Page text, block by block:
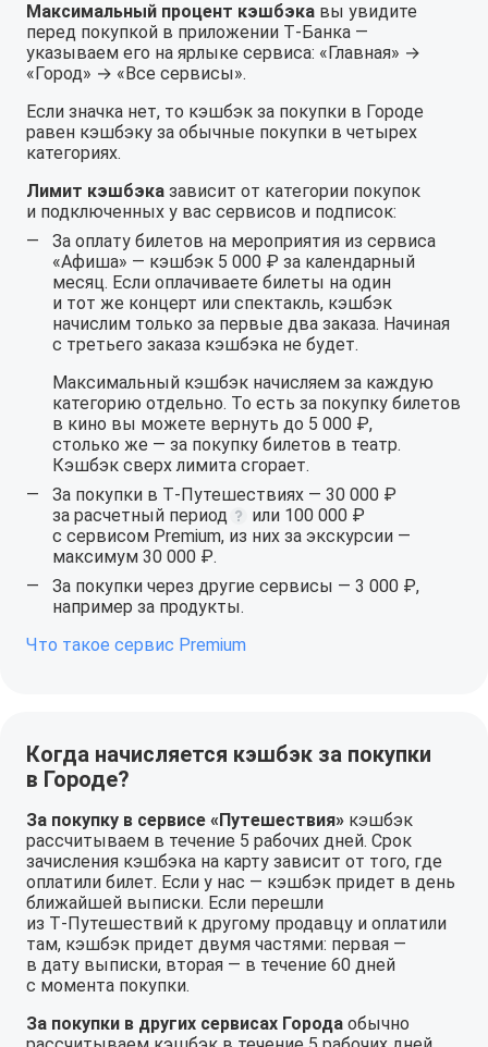
Максимальный процент кэшбэка вы увидите
перед покупкой в приложении Т‑Банка —
указываем его на ярлыке сервиса: «Главная» →
«Город» → «Все сервисы».
Если значка нет, то кэшбэк за покупки в Городе
равен кэшбэку за обычные покупки в четырех
категориях.
Лимит кэшбэка зависит от категории покупок
и подключенных у вас сервисов и подписок:
За оплату билетов на мероприятия из сервиса
«Афиша» — кэшбэк 5 000 ₽ за календарный
месяц. Если оплачиваете билеты на один
и тот же концерт или спектакль, кэшбэк
начислим только за первые два заказа. Начиная
с третьего заказа кэшбэка не будет.
Максимальный кэшбэк начисляем за каждую
категорию отдельно. То есть за покупку билетов
в кино вы можете вернуть до 5 000 ₽,
столько же — за покупку билетов в театр.
Кэшбэк сверх лимита сгорает.
За покупки в Т‑Путешествиях — 30 000 ₽
за расчетный период
или 100 000 ₽
с сервисом Premium, из них за экскурсии —
максимум 30 000 ₽.
За покупки через другие сервисы — 3 000 ₽,
например за продукты.
Что такое сервис Premium
Когда начисляется кэшбэк за покупки
в Городе?
За покупку в сервисе «Путешествия» кэшбэк
рассчитываем в течение 5 рабочих дней. Срок
зачисления кэшбэка на карту зависит от того, где
оплатили билет. Если у нас — кэшбэк придет в день
ближайшей выписки. Если перешли
из Т‑Путешествий к другому продавцу и оплатили
там, кэшбэк придет двумя частями: первая —
в дату выписки, вторая — в течение 60 дней
с момента покупки.
За покупки в других сервисах Города обычно